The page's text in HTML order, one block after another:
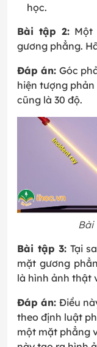
học.
Bài tập 2:Một
gương phẳng.
Đáp án: Góc
hiện tượng
cũng là 30 độ.
Bài
Bài tập 3: Tại
mặt gương
là hình ảnh thật
Đáp án: Điều
theo định luật
một mặt phẳng